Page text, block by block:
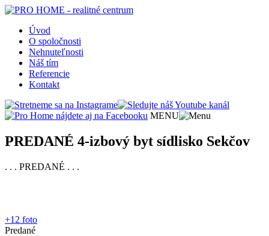
Úvod
O spoločnosti
Nehnuteľnosti
Náš tím
Referencie
Kontakt
MENU
PREDANÉ 4-izbový byt sídlisko Sekčov
. . . PREDANÉ . . .
+12 foto
Predané